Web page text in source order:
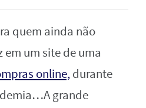
quem ainda não
em um site de uma
online,durante
grande